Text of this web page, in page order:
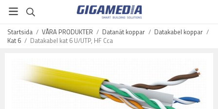
Startsida / VÅRA PRODUKTER / Datanät koppar / Datakabel koppar /
Kat 6 / Datakabel kat 6 U/UTP, HF Cca